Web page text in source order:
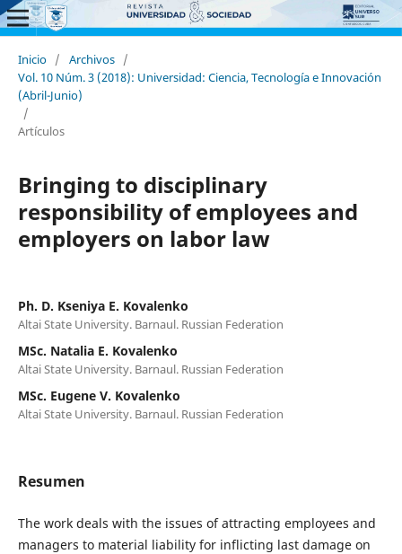
Inicio / Archivos /
Vol. 10 Núm. 3 (2018): Universidad: Ciencia, Tecnología e Innovación
(Abril-Junio)
/
Artículos
Bringing to disciplinary
responsibility of employees and
employers on labor law
Ph. D. Kseniya E. Kovalenko
Altai State University. Barnaul. Russian Federation
MSc. Natalia E. Kovalenko
Altai State University. Barnaul. Russian Federation
MSc. Eugene V. Kovalenko
Altai State University. Barnaul. Russian Federation
Resumen
The work deals with the issues of attracting employees and
managers to material liability for inflicting last damage on